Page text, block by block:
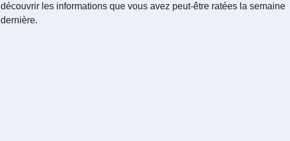
découvrir les informations que vous avez peut-être ratées la semaine
dernière.